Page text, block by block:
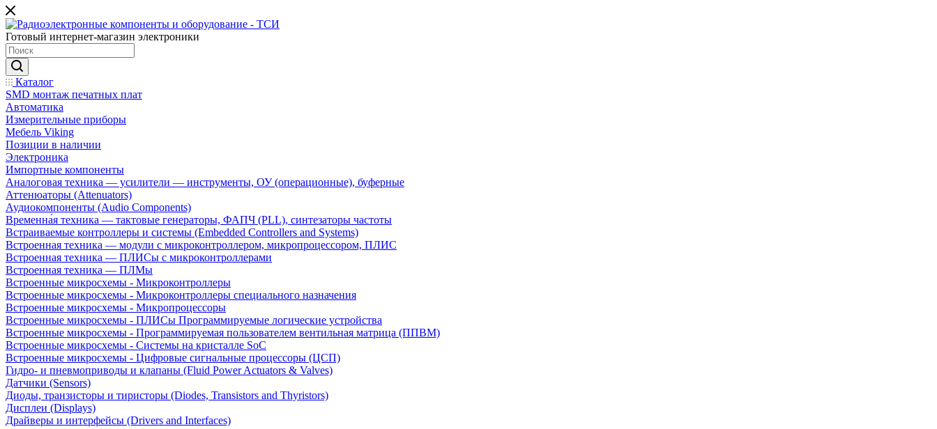
Готовый интернет-магазин электроники
Каталог
SMD монтаж печатных плат
Автоматика
Измерительные приборы
Мебель Viking
Позиции в наличии
Электроника
Импортные компоненты
Аналоговая техника — усилители — инструменты, ОУ (операционные), буферные
Аттенюаторы (Attenuators)
Аудиокомпоненты (Audio Components)
Временна́я техника — тактовые генераторы, ФАПЧ (PLL), синтезаторы частоты
Встраиваемые контроллеры и системы (Embedded Controllers and Systems)
Встроенная техника — модули с микроконтроллером, микропроцессором, ПЛИС
Встроенная техника — ПЛИСы с микроконтроллерами
Встроенная техника — ПЛМы
Встроенные микросхемы - Микроконтроллеры
Встроенные микросхемы - Микроконтроллеры специального назначения
Встроенные микросхемы - Микропроцессоры
Встроенные микросхемы - ПЛИСы Программируемые логические устройства
Встроенные микросхемы - Программируемая пользователем вентильная матрица (ППВМ)
Встроенные микросхемы - Системы на кристалле SoC
Встроенные микросхемы - Цифровые сигнальные процессоры (ЦСП)
Гидро- и пневмоприводы и клапаны (Fluid Power Actuators & Valves)
Датчики (Sensors)
Диоды, транзисторы и тиристоры (Diodes, Transistors and Thyristors)
Дисплеи (Displays)
Драйверы и интерфейсы (Drivers and Interfaces)